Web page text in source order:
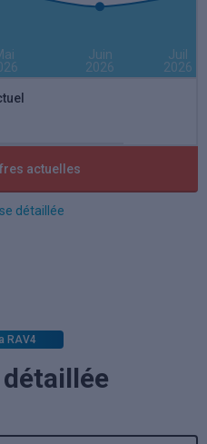
Juin
2026
Juil
2026
actuelles
détaillée
RAV4